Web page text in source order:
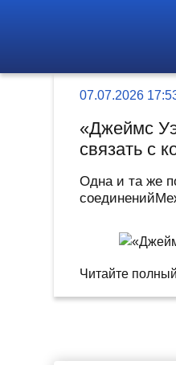
07.07.2026
«Джеймс
связать с
Одна и та же
Читайте